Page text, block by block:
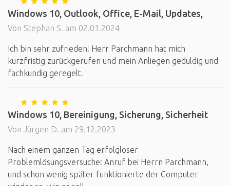
Windows 10, Outlook, Office, E-Mail, Updates,
Von Stephan S. am 02.01.2024
Ich bin sehr zufrieden! Herr Parchmann hat mich
kurzfristig zurückgerufen und mein Anliegen geduldig und
fachkundig geregelt.
Windows 10, Bereinigung, Sicherung, Sicherheit
Von Jürgen D. am 29.12.2023
Nach einem ganzen Tag erfolgloser
Problemlösungsversuche: Anruf bei Herrn Parchmann,
und schon wenig später funktionierte der Computer